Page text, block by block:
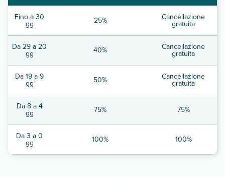
Fino a 30
gg 25% Cancellazione
gratuita
Da 29 a 20
gg 40% Cancellazione
gratuita
Da 19 a 9
gg 50% Cancellazione
gratuita
Da 8 a 4
gg 75% 75%
Da 3 a 0
gg 100% 100%